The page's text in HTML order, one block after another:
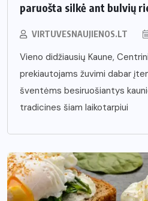
paruošta silkė ant bulvių
VIRTUVESNAUJIENOS.LT
Vieno didžiausių Kaune,
prekiautojams žuvimi dabar
šventėms besiruošiantys
tradicines šiam laikotarpiui